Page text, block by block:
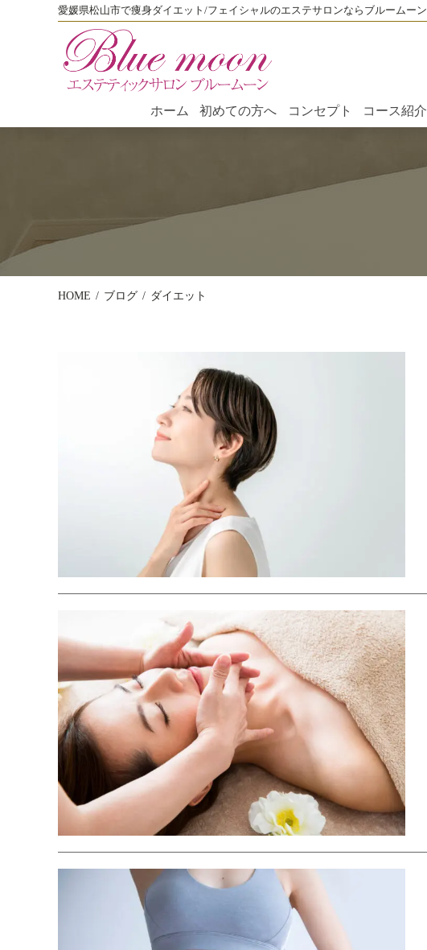
愛媛県松山市で痩身ダイエット/フェイシャルのエステサロンならブルームーン
ホーム 初めての方へ コンセプト コース紹介
HOME ブログ ダイエット